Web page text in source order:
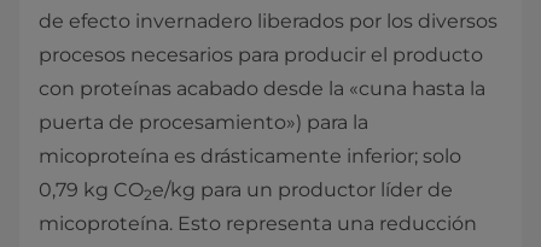
de efecto invernadero liberados por los diversos
procesos necesarios para producir el producto
con proteínas acabado desde la «cuna hasta la
puerta de procesamiento») para la
micoproteína es drásticamente inferior; solo
0,79 kg CO2e/kg para un productor líder de
micoproteína. Esto representa una reducción